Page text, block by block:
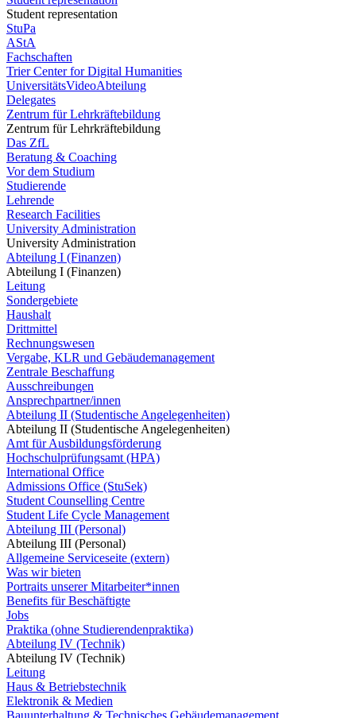
Student representation
StuPa
AStA
Fachschaften
Trier Center for Digital Humanities
UniversitätsVideoAbteilung
Delegates
Zentrum für Lehrkräftebildung
Zentrum für Lehrkräftebildung
Das ZfL
Beratung & Coaching
Vor dem Studium
Studierende
Lehrende
Research Facilities
University Administration
University Administration
Abteilung I (Finanzen)
Abteilung I (Finanzen)
Leitung
Sondergebiete
Haushalt
Drittmittel
Rechnungswesen
Vergabe, KLR und Gebäudemanagement
Zentrale Beschaffung
Ausschreibungen
Ansprechpartner/innen
Abteilung II (Studentische Angelegenheiten)
Abteilung II (Studentische Angelegenheiten)
Amt für Ausbildungsförderung
Hochschulprüfungsamt (HPA)
International Office
Admissions Office (StuSek)
Student Counselling Centre
Student Life Cycle Management
Abteilung III (Personal)
Abteilung III (Personal)
Allgemeine Serviceseite (extern)
Was wir bieten
Portraits unserer Mitarbeiter*innen
Benefits für Beschäftigte
Jobs
Praktika (ohne Studierendenpraktika)
Abteilung IV (Technik)
Abteilung IV (Technik)
Leitung
Haus & Betriebstechnik
Elektronik & Medien
Bauunterhaltung & Technisches Gebäudemanagement